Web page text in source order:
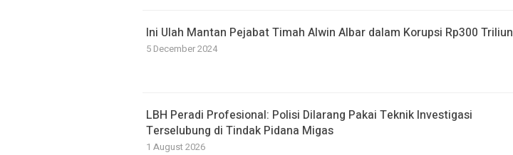
Ini Ulah Mantan Pejabat Timah ‎Alwin Albar dalam Korupsi Rp300 Triliun
5 December 2024
LBH Peradi Profesional: Polisi Dilarang Pakai Teknik Investigasi
Terselubung di Tindak Pidana Migas
1 August 2026